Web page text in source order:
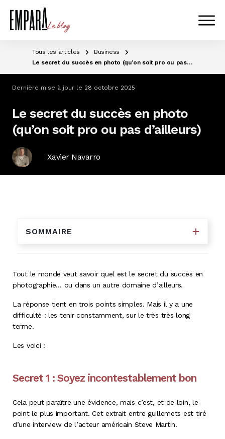
Tous les articles
Business
Le secret du succès en photo (qu’on soit pro ou pas d’ailleurs)
Dernière mise à jour le 28 octobre 2025
Le secret du succès en photo
(qu’on soit pro ou pas d’ailleurs)
Xavier Navarro
Tout le monde veut savoir quel est le secret du succès en
photographie… ou dans un autre domaine d’ailleurs.
La réponse tient en trois points simples. Mais il y a une
difficulté : les tenir constamment, sur le très très long
terme.
Les voici :
Secret 1 : Soyez incontestablement bon
Cela peut paraître une évidence, mais c’est, et de loin, le
point le plus important. Cet extrait entre guillemets est tiré
d’une interview de l’acteur américain Steve Martin.
SOMMAIRE